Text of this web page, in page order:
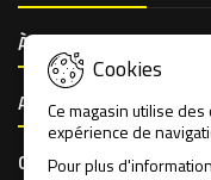
À PROPOS DE NOUS
ACCÈS CLIENT
CONTACT
Cookies
Ce magasin utilise
expérience de
Pour plus